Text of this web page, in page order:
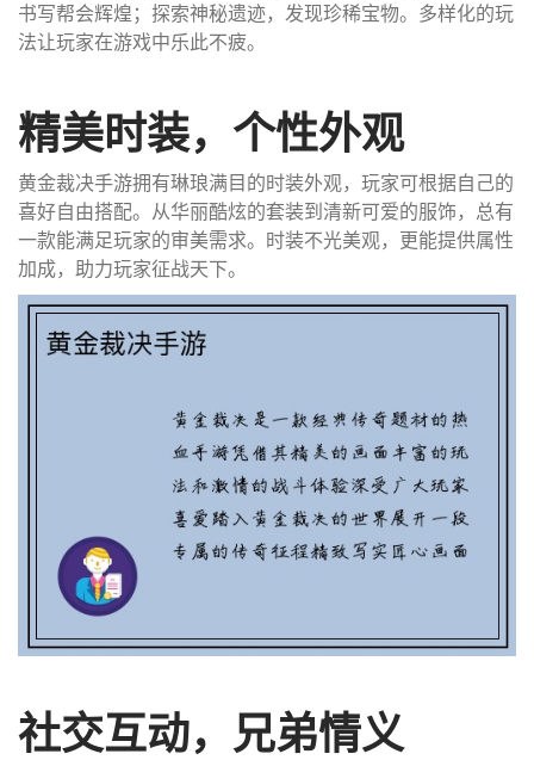
书写帮会辉煌；探索神秘遗迹，发现珍稀宝物。多样化的玩
法让玩家在游戏中乐此不疲。
精美时装，个性外观
黄金裁决手游拥有琳琅满目的时装外观，玩家可根据自己的
喜好自由搭配。从华丽酷炫的套装到清新可爱的服饰，总有
一款能满足玩家的审美需求。时装不光美观，更能提供属性
加成，助力玩家征战天下。
社交互动，兄弟情义